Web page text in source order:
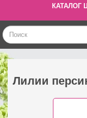
КАТАЛОГ
Лилии